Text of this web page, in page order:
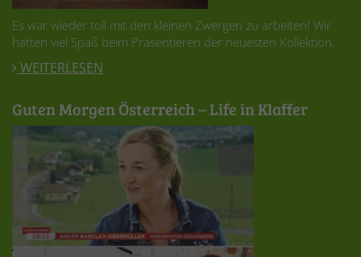
Es war wieder toll mit den kleinen Zwergen zu arbeiten! Wir
hatten viel Spaß beim Präsentieren der neuesten Kollektion.
WEITERLESEN
Guten Morgen Österreich – Life in Klaffer